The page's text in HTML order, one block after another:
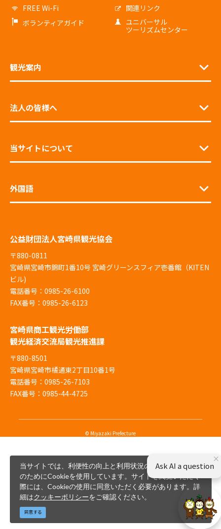
FREE Wi-Fi
関連リンク
ボランティアガイド
ユニバーサル
ツーリズムセンター
観光案内
法人の皆様へ
当サイトについて
外国語
公益財団法人宮崎県観光協会
〒880-0811
宮崎県宮崎市錦町1番10号 宮崎グリーンスフィア壱番館（KITEN
ビル)
電話番号：0985-26-6100
FAX番号：0985-26-6123
宮崎県商工観光労働部
観光経済交流局観光推進課
〒880-8501
宮崎県宮崎市橘通東2丁目10番1号
電話番号：0985-26-7103
FAX番号：0985-44-4725
© Miyazaki Prefecture
当サイトでは、利便性の向上と利用状況の解析、広告配信
のためにCookieを使用しています。サイトを閲覧いただく
際には、Cookieの使用に同意いただく必要があります。詳
細はクッキーポリシーをご確認ください。
同意する
×
Ask AI a question